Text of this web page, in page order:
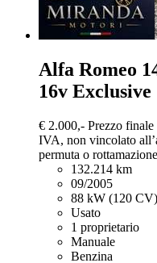
Alfa Romeo
16v Exclusive
€ 2.000,- Prezzo
IVA, non vincolato
permuta o
132.214 km
09/2005
88 kW (120 CV)
Usato
1 proprietario
Manuale
Benzina